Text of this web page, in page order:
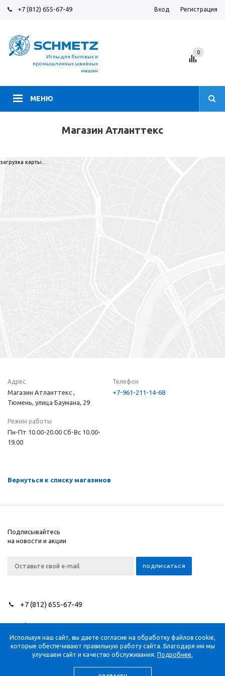
+7 (812) 655-67-49 Вход Регистрация
Иглы для бытовых и
промышленных швейных
машин
МЕНЮ
0
Магазин Атланттекс
загрузка карты...
Адрес
Магазин Атланттекс ,
Тюмень, улица Баумана, 29
Телефон
+7-961-211-14-68
Режим работы
Пн-Пт 10.00-20.00 Сб-Вс 10.00-
19.00
Вернуться к списку магазинов
Подписывайтесь
на новости и акции
+7 (812) 655-67-49
2026 © NEEDLES SINCE
1851
Помощь
Информация
Используя наш сайт, вы даете согласие на обработку файлов cookie,
которые обеспечивают правильную работу сайта. Благодаря им мы
улучшаем сайт и качество обслуживания. Подробнее.